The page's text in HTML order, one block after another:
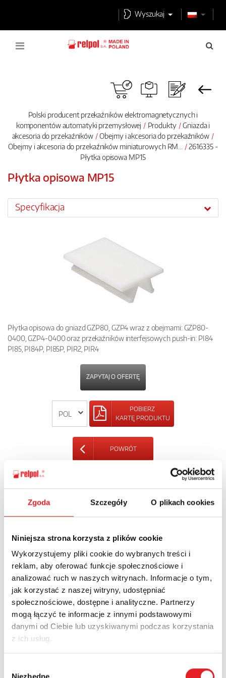
Zgoda Szczegóły O plikach cookies
Niniejsza strona korzysta z plików cookie
Wykorzystujemy pliki cookie do wybranych treści i
reklam, aby oferować funkcje społecznościowe i
analizować ruch w naszych witrynach. Informacje o tym,
jak korzystać z naszej witryny, udostępniać
społecznościowe, dostępne i analityczne. Partnerzy
mogą łączyć te informacje z innymi podstawowymi
danymi od Ciebie lub uzyskiwanymi podczas korzystania
z ich usług.
Niezbędne
Wyszukaj
Polski producent przekaźników elektromagnetycznych i
komponentów automatyki przemysłowej
Produkty
Gniazda i
akcesoria do przekaźników
Obejmy i akcesoria do przekaźników
Obejmy i akcesoria do przekaźników miniaturowych RM...
2616335 -
Płytka opisowa MP15
Płytka opisowa MP15
Specyfikacja
Płytka opisowa do gniazd GZP80, GZP4 wraz z obejmami: GZP80-
0400, GZP4-0400 oraz przekaźników interfejsowych push-in: PI84
PI85, PI84P, PI85P, PIR2, PIR4
ZAPYTAJ O OFERTĘ
POBIERZ
KARTĘ PRODUKTU
POWRÓT
Zapytaj o szczegóły oferty
Adres e-mail: *
Nazwa firmy:
Numer telefonu: